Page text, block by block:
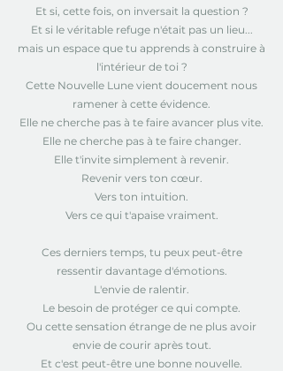
Et si, cette fois, on inversait la question ?
Et si le véritable refuge n'était pas un lieu...
mais un espace que tu apprends à construire à
l'intérieur de toi ?
Cette Nouvelle Lune vient doucement nous
ramener à cette évidence.
Elle ne cherche pas à te faire avancer plus vite.
Elle ne cherche pas à te faire changer.
Elle t'invite simplement à revenir.
Revenir vers ton cœur.
Vers ton intuition.
Vers ce qui t'apaise vraiment.
Ces derniers temps, tu peux peut-être
ressentir davantage d'émotions.
L'envie de ralentir.
Le besoin de protéger ce qui compte.
Ou cette sensation étrange de ne plus avoir
envie de courir après tout.
Et c'est peut-être une bonne nouvelle.